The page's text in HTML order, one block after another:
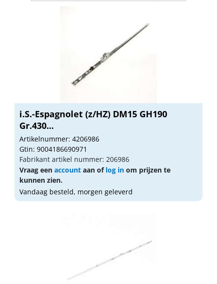
i.S.-Espagnolet (z/HZ) DM15 GH190
Gr.430...
Artikelnummer: 4206986
Gtin: 9004186690971
Fabrikant artikel nummer: 206986
Vraag een account aan of log in om prijzen te
kunnen zien.
Vandaag besteld, morgen geleverd